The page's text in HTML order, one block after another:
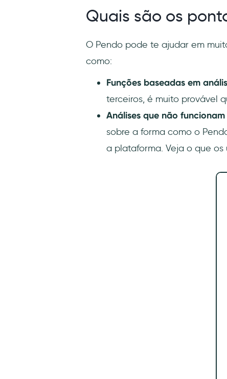
Quais são os
O Pendo pode te ajudar em
como:
Funções baseadas em
terceiros, é muito provável
Análises que não
sobre a forma como o
a plataforma. Veja o que os